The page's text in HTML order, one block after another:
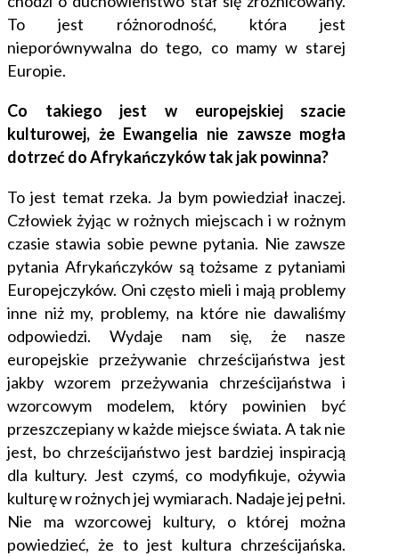
To jest różnorodność, która jest
nieporównywalna do tego, co mamy w starej
Europie.
Co takiego jest w europejskiej szacie
kulturowej, że Ewangelia nie zawsze mogła
dotrzeć do Afrykańczyków tak jak powinna?
To jest temat rzeka. Ja bym powiedział inaczej.
Człowiek żyjąc w rożnych miejscach i w rożnym
czasie stawia sobie pewne pytania. Nie zawsze
pytania Afrykańczyków są tożsame z pytaniami
Europejczyków. Oni często mieli i mają problemy
inne niż my, problemy, na które nie dawaliśmy
odpowiedzi. Wydaje nam się, że nasze
europejskie przeżywanie chrześcijaństwa jest
jakby wzorem przeżywania chrześcijaństwa i
wzorcowym modelem, który powinien być
przeszczepiany w każde miejsce świata. A tak nie
jest, bo chrześcijaństwo jest bardziej inspiracją
dla kultury. Jest czymś, co modyfikuje, ożywia
kulturę w rożnych jej wymiarach. Nadaje jej pełni.
Nie ma wzorcowej kultury, o której można
powiedzieć, że to jest kultura chrześcijańska.